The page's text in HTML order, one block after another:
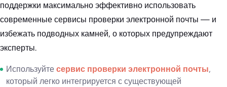
поддержки максимально эффективно использовать
современные сервисы проверки электронной почты — и
избежать подводных камней, о которых предупреждают
эксперты.
Используйте сервис проверки электронной почты,
который легко интегрируется с существующей